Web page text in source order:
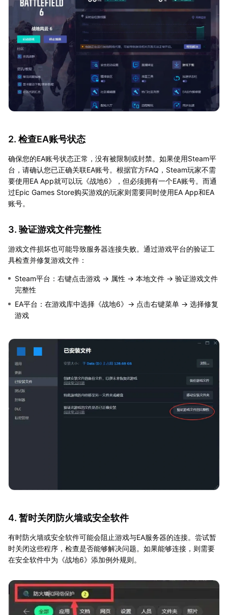
2. 检查EA账号状态
确保您的EA账号状态正常，没有被限制或封禁。如果使用Steam平
台，请确认您已正确关联EA账号。根据官方FAQ，Steam玩家不需
要使用EA App就可以玩《战地6》，但必须拥有一个EA账号。而通
过Epic Games Store购买游戏的玩家则需要同时使用EA App和EA
账号。
3. 验证游戏文件完整性
游戏文件损坏也可能导致服务器连接失败。通过游戏平台的验证工
具检查并修复游戏文件：
Steam平台：右键点击游戏 → 属性 → 本地文件 → 验证游戏文件
完整性
EA平台：在游戏库中选择《战地6》→ 点击右键菜单 → 选择修复
游戏
4. 暂时关闭防火墙或安全软件
有时防火墙或安全软件可能会阻止游戏与EA服务器的连接。尝试暂
时关闭这些程序，检查是否能够解决问题。如果能够连接，则需要
在安全软件中为《战地6》添加例外规则。